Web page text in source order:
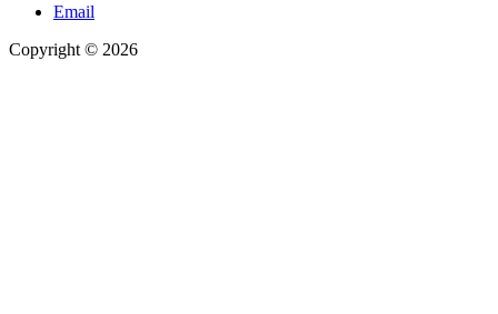
Email
Copyright © 2026